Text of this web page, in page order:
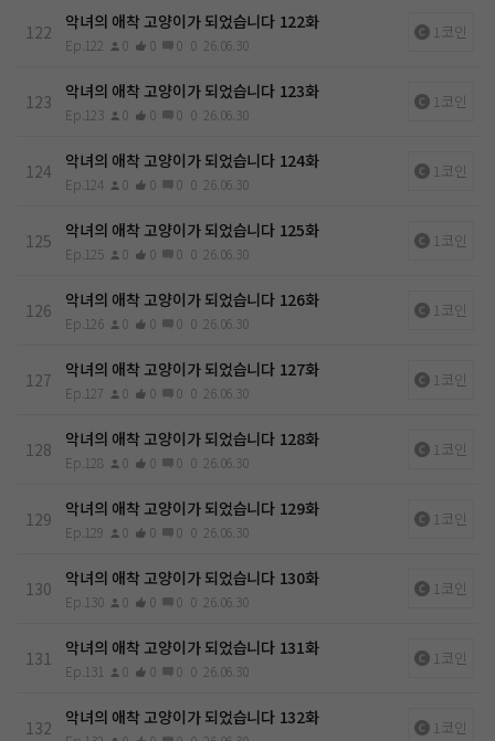
122 악녀의 애착 고양이가 되었습니다 122화
Ep.122 0 0 0 0 26.06.30
1코인
123 악녀의 애착 고양이가 되었습니다 123화
Ep.123 0 0 0 0 26.06.30
1코인
124 악녀의 애착 고양이가 되었습니다 124화
Ep.124 0 0 0 0 26.06.30
1코인
125 악녀의 애착 고양이가 되었습니다 125화
Ep.125 0 0 0 0 26.06.30
1코인
126 악녀의 애착 고양이가 되었습니다 126화
Ep.126 0 0 0 0 26.06.30
1코인
127 악녀의 애착 고양이가 되었습니다 127화
Ep.127 0 0 0 0 26.06.30
1코인
128 악녀의 애착 고양이가 되었습니다 128화
Ep.128 0 0 0 0 26.06.30
1코인
129 악녀의 애착 고양이가 되었습니다 129화
Ep.129 0 0 0 0 26.06.30
1코인
130 악녀의 애착 고양이가 되었습니다 130화
Ep.130 0 0 0 0 26.06.30
1코인
131 악녀의 애착 고양이가 되었습니다 131화
Ep.131 0 0 0 0 26.06.30
1코인
132 악녀의 애착 고양이가 되었습니다 132화 1코인